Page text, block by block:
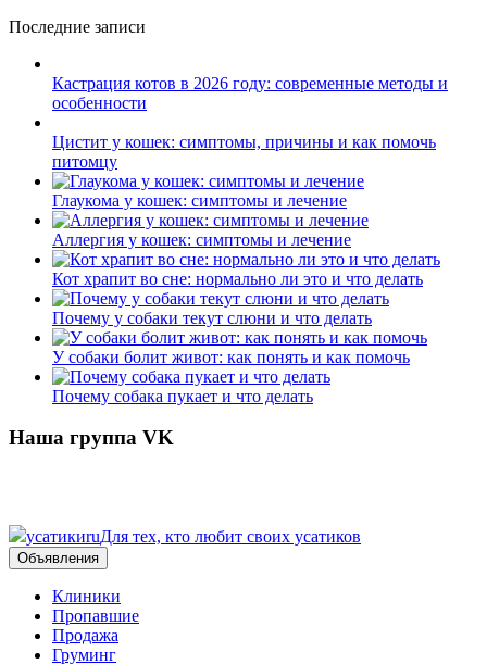
Последние записи
Кастрация котов в 2026 году: современные методы и
особенности
Цистит у кошек: симптомы, причины и как помочь
питомцу
Глаукома у кошек: симптомы и лечение
Аллергия у кошек: симптомы и лечение
Кот храпит во сне: нормально ли это и что делать
Почему у собаки текут слюни и что делать
У собаки болит живот: как понять и как помочь
Почему собака пукает и что делать
Наша группа VK
усатикиruДля тех, кто любит своих усатиков
Объявления
Клиники
Пропавшие
Продажа
Груминг